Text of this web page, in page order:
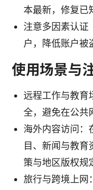
本最新，修复已
注意多因素认证
户，降低账户被
使用场景与
远程工作与教育
全，避免在公共
海外内容访问：
目、新闻与教
策与地区版权规
旅行与跨境上网